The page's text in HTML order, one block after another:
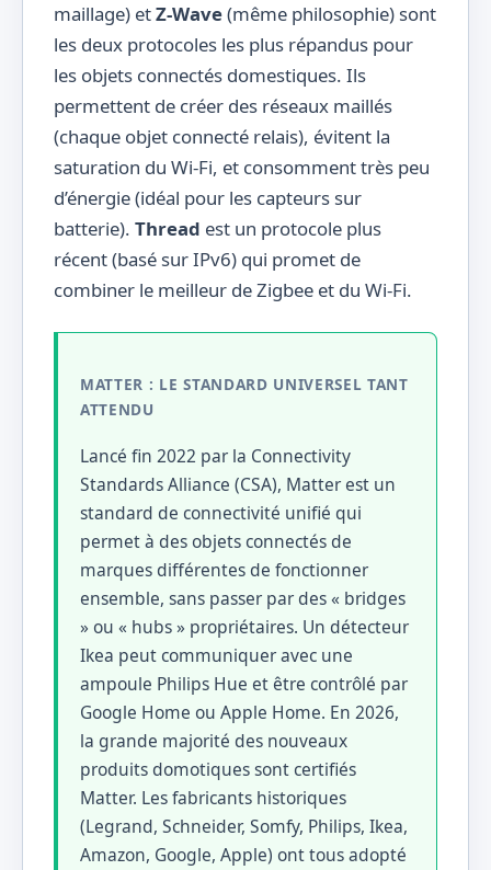
maillage) etZ-Wave(même philosophie) sont
les deux protocoles les plus répandus pour
les objets connectés domestiques. Ils
permettent de créer des réseaux maillés
(chaque objet connecté relais), évitent la
saturation du Wi-Fi, et consomment très peu
d’énergie (idéal pour les capteurs sur
batterie). Thread est un protocole plus
récent (basé sur IPv6) qui promet de
combiner le meilleur de Zigbee et du Wi-Fi.
MATTER : LE STANDARD UNIVERSEL TANT
ATTENDU
Lancé fin 2022 par la Connectivity
Standards Alliance (CSA), Matter est un
standard de connectivité unifié qui
permet à des objets connectés de
marques différentes de fonctionner
ensemble, sans passer par des « bridges
» ou « hubs » propriétaires. Un détecteur
Ikea peut communiquer avec une
ampoule Philips Hue et être contrôlé par
Google Home ou Apple Home. En 2026,
la grande majorité des nouveaux
produits domotiques sont certifiés
Matter. Les fabricants historiques
(Legrand, Schneider, Somfy, Philips, Ikea,
Amazon, Google, Apple) ont tous adopté